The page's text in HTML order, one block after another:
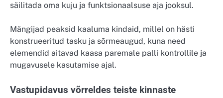
säilitada oma kuju ja funktsionaalsuse aja jooksul.
Mängijad peaksid kaaluma kindaid, millel on hästi
konstrueeritud tasku ja sõrmeaugud, kuna need
elemendid aitavad kaasa paremale palli kontrollile ja
mugavusele kasutamise ajal.
Vastupidavus võrreldes teiste kinnaste